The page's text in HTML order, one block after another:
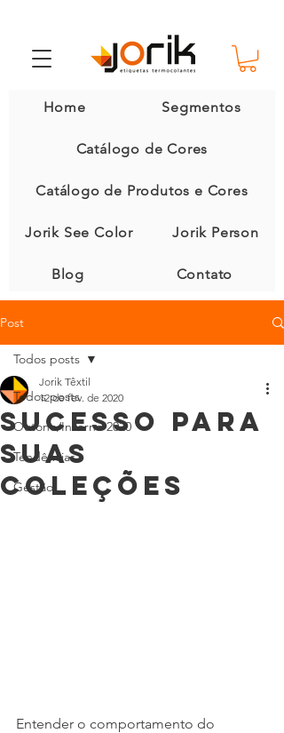
Home Segmentos
Catálogo de Cores
Catálogo de Produtos e Cores
Jorik See Color Jorik Person
Blog Contato
Post
Todos posts
Outono/Inverno 2020
Tendências
Gestão
Todos posts
Sucesso para
suas
coleções
Jorik Têxtil
12 de fev. de 2020
Entender o comportamento do